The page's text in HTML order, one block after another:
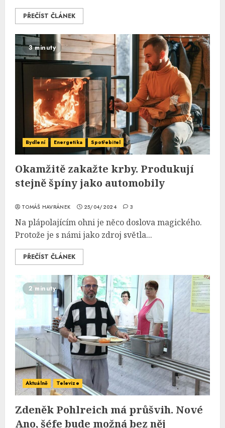
PŘEČÍST ČLÁNEK
3 minuty
Bydlení Energetika Spotřebitel
Okamžitě zakažte krby. Produkují
stejně špíny jako automobily
TOMÁŠ HAVRÁNEK 25/04/2024 3
Na plápolajícím ohni je něco doslova magického.
Protože je s námi jako zdroj světla...
PŘEČÍST ČLÁNEK
2 minuty
Aktuálně Televize
Zdeněk Pohlreich má průšvih. Nové
Ano, šéfe bude možná bez něj